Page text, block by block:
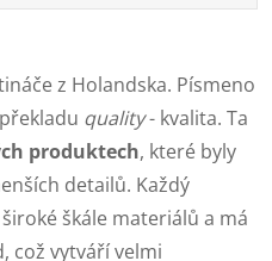
z Holandska. Písmeno
quality- kvalita. Ta
produktech, které byly
detailů. Každý
škále materiálů a má
což vytváří velmi